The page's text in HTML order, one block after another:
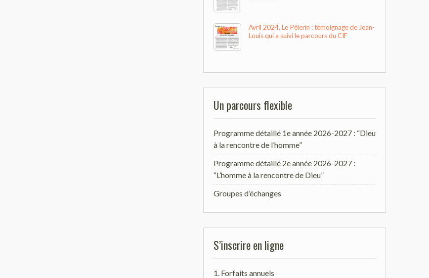
Avril 2024, Le Pèlerin : témoignage de Jean-
Louis qui a suivi le parcours du CIF
Un parcours flexible
Programme détaillé 1e année 2026-2027 : “Dieu
à la rencontre de l’homme”
Programme détaillé 2e année 2026-2027 :
“L’homme à la rencontre de Dieu”
Groupes d’échanges
S’inscrire en ligne
1. Forfaits annuels